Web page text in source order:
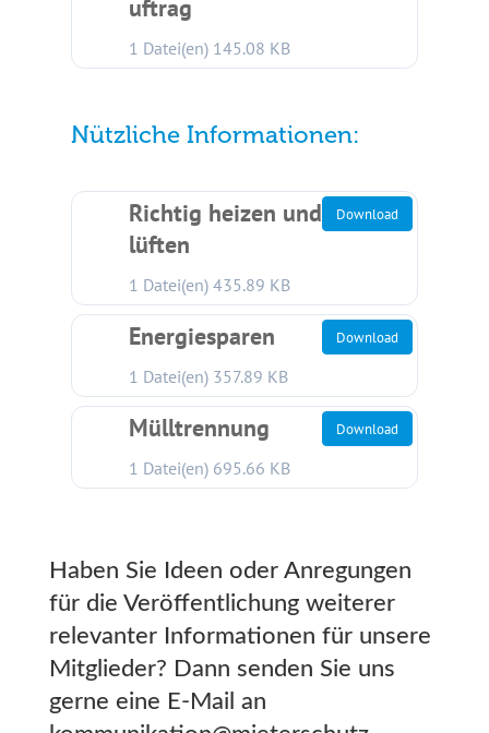
uftrag
1 Datei(en) 145.08 KB
Nützliche Informationen:
Richtig heizen und
lüften
1 Datei(en) 435.89 KB
Download
Energiesparen
1 Datei(en) 357.89 KB
Download
Mülltrennung
1 Datei(en) 695.66 KB
Download
Haben Sie Ideen oder Anregungen
für die Veröffentlichung weiterer
relevanter Informationen für unsere
Mitglieder? Dann senden Sie uns
gerne eine E-Mail an